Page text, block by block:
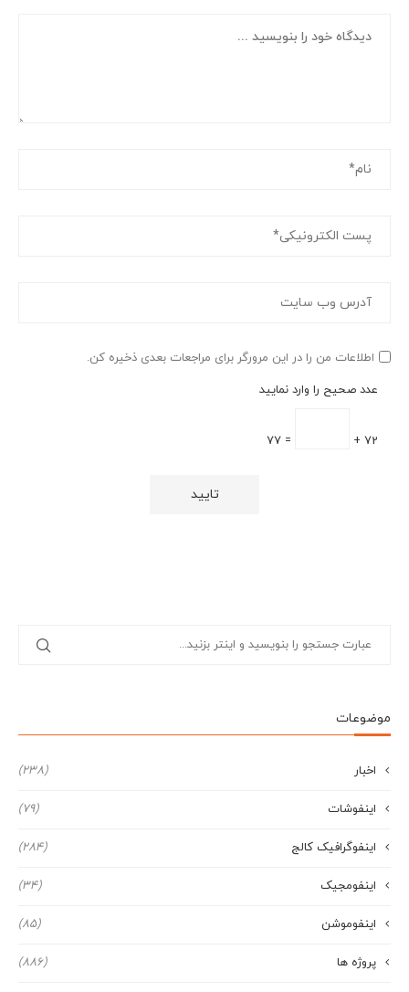
اطلاعات من را در این مرورگر برای مراجعات بعدی ذخیره کن.
عدد صحیح را وارد نمایید
72 +
= 77
موضوعات
اخبار (238)
اینفوشات (79)
اینفوگرافیک کالج (284)
اینفومجیک (34)
اینفوموشن (85)
پروژه ها (886)